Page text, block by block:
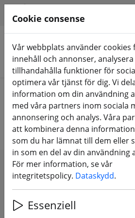
Sök produkter
Home Propeller 6 tums
6 tums propeller
SHOW FILTERS
Cookie consense
Vår webbplats använder cookies
innehåll och annonser,
tillhandahålla funktioner för
optimera vår tjänst för dig. Vi
information om din användning
med våra partners inom sociala
annonsering och analys. Våra
att kombinera denna
som du har lämnat till dem eller
in som en del av din användning
För mer information, se vår
integritetspolicy. Dataskydd.
Essenziell